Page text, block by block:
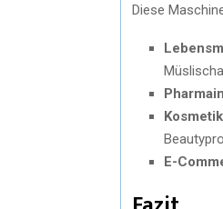
Diese
E-